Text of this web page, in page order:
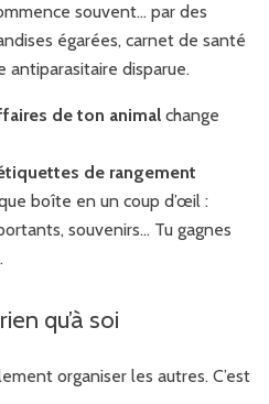
souvent… par des
égarées, carnet de santé
antiparasitaire disparue.
de ton animal change
de rangement
boîte en un coup d’œil :
souvenirs… Tu gagnes
qu’à soi
organiser les autres. C’est